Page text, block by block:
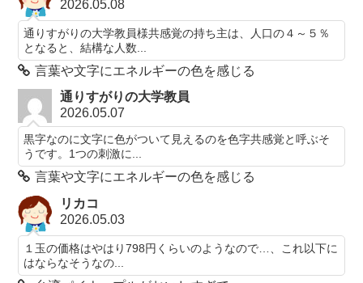
2026.05.08
通りすがりの大学教員様共感覚の持ち主は、人口の４～５％
となると、結構な人数...
言葉や文字にエネルギーの色を感じる
通りすがりの大学教員
2026.05.07
黒字なのに文字に色がついて見えるのを色字共感覚と呼ぶそ
うです。1つの刺激に...
言葉や文字にエネルギーの色を感じる
リカコ
2026.05.03
１玉の価格はやはり798円くらいのようなので…、これ以下に
はならなそうなの...